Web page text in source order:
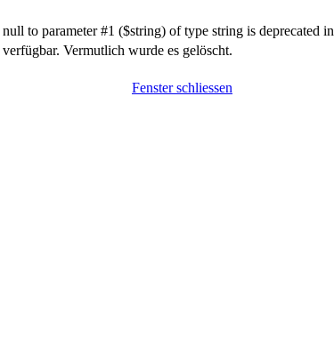
null to parameter #1 ($string) of type string is deprecated in
Vermutlich wurde es gelöscht.
Fenster schliessen